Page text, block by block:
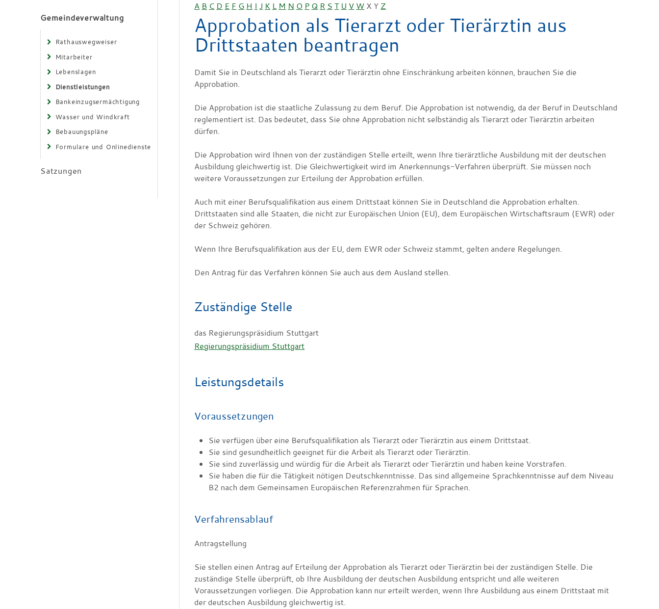
Gemeindeverwaltung
Rathauswegweiser
Mitarbeiter
Lebenslagen
Dienstleistungen
Bankeinzugsermächtigung
Wasser und Windkraft
Bebauungspläne
Formulare und Onlinedienste
Satzungen
A B C D E F G H I J K L M N O P Q R S T U V W X Y Z
Approbation als Tierarzt oder Tierärztin aus
Drittstaaten beantragen
Damit Sie in Deutschland als Tierarzt oder Tierärztin ohne Einschränkung arbeiten können, brauchen Sie die
Approbation.
Die Approbation ist die staatliche Zulassung zu dem Beruf. Die Approbation ist notwendig, da der Beruf in Deutschland
reglementiert ist. Das bedeutet, dass Sie ohne Approbation nicht selbständig als Tierarzt oder Tierärztin arbeiten
dürfen.
Die Approbation wird Ihnen von der zuständigen Stelle erteilt, wenn Ihre tierärztliche Ausbildung mit der deutschen
Ausbildung gleichwertig ist. Die Gleichwertigkeit wird im Anerkennungs-Verfahren überprüft. Sie müssen noch
weitere Voraussetzungen zur Erteilung der Approbation erfüllen.
Auch mit einer Berufsqualifikation aus einem Drittstaat können Sie in Deutschland die Approbation erhalten.
Drittstaaten sind alle Staaten, die nicht zur Europäischen Union (EU), dem Europäischen Wirtschaftsraum (EWR) oder
der Schweiz gehören.
Wenn Ihre Berufsqualifikation aus der EU, dem EWR oder Schweiz stammt, gelten andere Regelungen.
Den Antrag für das Verfahren können Sie auch aus dem Ausland stellen.
Zuständige Stelle
das Regierungspräsidium Stuttgart
Regierungspräsidium Stuttgart
Leistungsdetails
Voraussetzungen
Sie verfügen über eine Berufsqualifikation als Tierarzt oder Tierärztin aus einem Drittstaat.
Sie sind gesundheitlich geeignet für die Arbeit als Tierarzt oder Tierärztin.
Sie sind zuverlässig und würdig für die Arbeit als Tierarzt oder Tierärztin und haben keine Vorstrafen.
Sie haben die für die Tätigkeit nötigen Deutschkenntnisse. Das sind allgemeine Sprachkenntnisse auf dem Niveau
B2 nach dem Gemeinsamen Europäischen Referenzrahmen für Sprachen.
Verfahrensablauf
Antragstellung
Sie stellen einen Antrag auf Erteilung der Approbation als Tierarzt oder Tierärztin bei der zuständigen Stelle. Die
zuständige Stelle überprüft, ob Ihre Ausbildung der deutschen Ausbildung entspricht und alle weiteren
Voraussetzungen vorliegen. Die Approbation kann nur erteilt werden, wenn Ihre Ausbildung aus einem Drittstaat mit
der deutschen Ausbildung gleichwertig ist.